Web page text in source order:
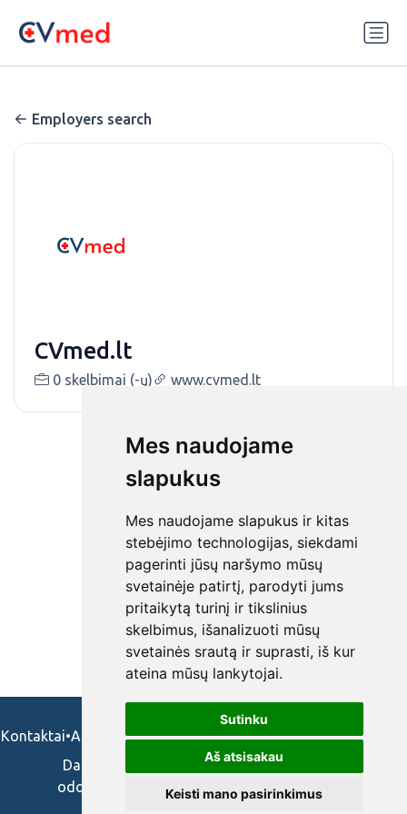
Mes naudojame
slapukus
Mes naudojame slapukus ir kitas
stebėjimo technologijas, siekdami
pagerinti jūsų naršymo mūsų
svetainėje patirtį, parodyti jums
pritaikytą turinį ir tikslinius
skelbimus, išanalizuoti mūsų
svetainės srautą ir suprasti, iš kur
ateina mūsų lankytojai.
Sutinku
Aš atsisakau
Keisti mano pasirinkimus
Employers search
CVmed.lt
0 skelbimai (-ų) www.cvmed.lt
Kontaktai•Apie mus•Naudojimosi taisykės•Privatumo politika
Darbo skelbimai ir pasiūlymai: gydytojams,
odontologams, slaugytojams, veterinarams,